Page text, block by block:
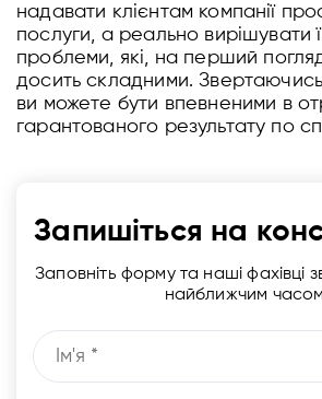
надавати клієнтам компанії
послуги, а реально вирішувати
проблеми, які, на перший
досить складними.
ви можете бути впевненими в
гарантованого результату по
Запишіться на
Заповніть форму та наші фахівці
найближчим часом